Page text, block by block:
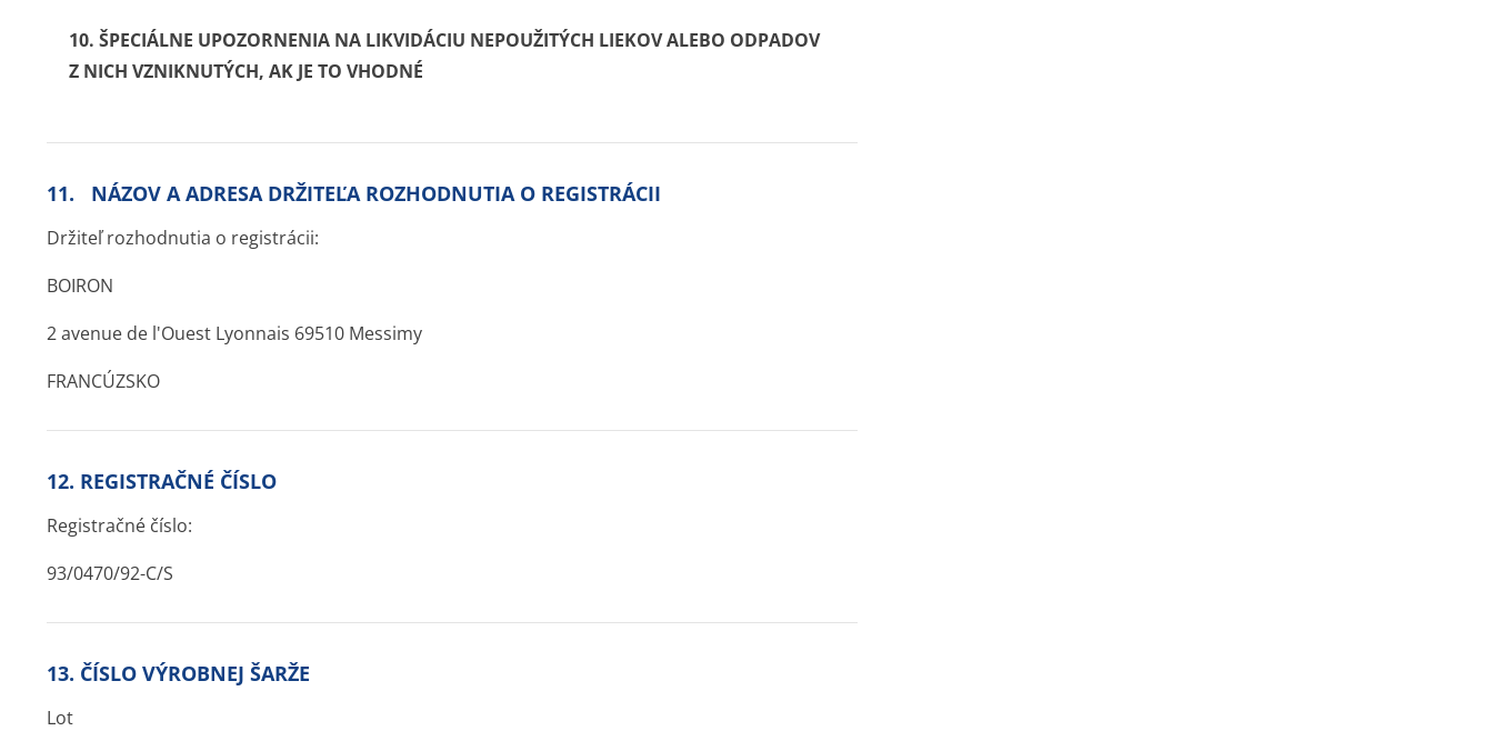
10. ŠPECIÁLNE UPOZORNENIA NA LIKVIDÁCIU NEPOUŽITÝCH LIEKOV ALEBO ODPADOV
Z NICH VZNIKNUTÝCH, AK JE TO VHODNÉ
11. NÁZOV A ADRESA DRŽITEĽA ROZHODNUTIA O REGISTRÁCII
Držiteľ rozhodnutia o registrácii:
BOIRON
2 avenue de l'Ouest Lyonnais 69510 Messimy
FRANCÚZSKO
12. REGISTRAČNÉ ČÍSLO
Registračné číslo:
93/0470/92-C/S
13. ČÍSLO VÝROBNEJ ŠARŽE
Lot